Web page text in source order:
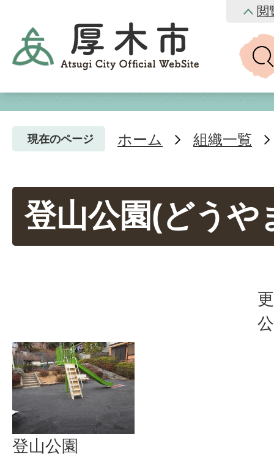
閲
現在のページ ホーム 組織一覧
登山公園(どうや
登山公園